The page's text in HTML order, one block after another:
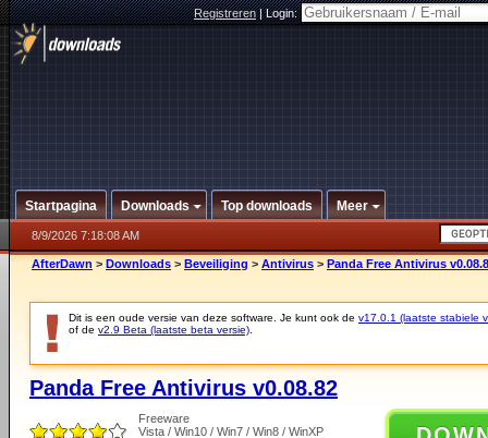
Registreren|Login:
Startpagina Downloads Top downloads Meer
8/9/2026 7:18:08 AM
AfterDawn > Downloads > Beveiliging > Antivirus > Panda Free Antivirus
Dit is een oude versie van deze software. Je kunt ook de v17.0.1 (laatste stabiele
of de v2.9 Beta (laatste beta versie)
Panda Free Antivirus v0.08.82
Freeware
Vista / Win10 / Win7 / Win8 / WinXP